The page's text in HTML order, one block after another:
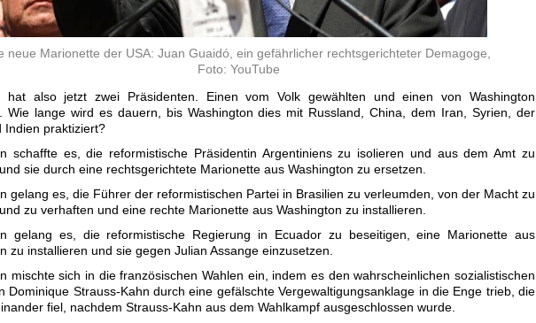
neue Marionette der USA: Juan Guaidó, ein gefährlicher rechtsgerichteter Demagoge,
Foto: YouTube
hat also jetzt zwei Präsidenten. Einen vom Volk gewählten und einen von Washington
Wie lange wird es dauern, bis Washington dies mit Russland, China, dem Iran, Syrien, der
Indien praktiziert?
schaffte es, die reformistische Präsidentin Argentiniens zu isolieren und aus dem Amt zu
sie durch eine rechtsgerichtete Marionette aus Washington zu ersetzen.
gelang es, die Führer der reformistischen Partei in Brasilien zu verleumden, von der Macht zu
zu verhaften und eine rechte Marionette aus Washington zu installieren.
gelang es, die reformistische Regierung in Ecuador zu beseitigen, eine Marionette aus
zu installieren und sie gegen Julian Assange einzusetzen.
mischte sich in die französischen Wahlen ein, indem es den wahrscheinlichen sozialistischen
Dominique Strauss-Kahn durch eine gefälschte Vergewaltigungsanklage in die Enge trieb, die
fiel, nachdem Strauss-Kahn aus dem Wahlkampf ausgeschlossen wurde.